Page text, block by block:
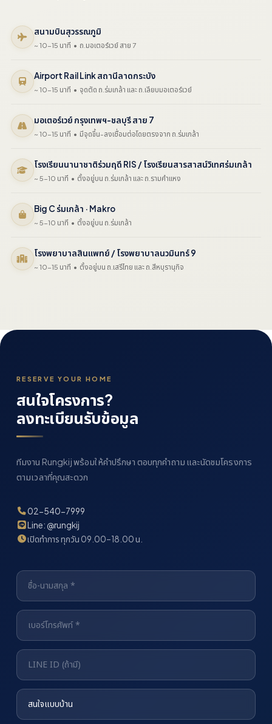
สนามบินสุวรรณภูมิ
~ 10-15 นาที • ถ.มอเตอร์เวย์ สาย 7
Airport Rail Link สถานีลาดกระบัง
~ 10-15 นาที • จุดตัด ถ.ร่มเกล้า และ ถ.เลียบมอเตอร์เวย์
มอเตอร์เวย์ กรุงเทพฯ-ชลบุรี สาย 7
~ 10-15 นาที • มีจุดขึ้น-ลงเชื่อมต่อโดยตรงจาก ถ.ร่มเกล้า
โรงเรียนนานาชาติร่วมฤดี RIS / โรงเรียนสารสาสน์วิเทศร่มเกล้า
~ 5-10 นาที • ตั้งอยู่บน ถ.ร่มเกล้า และ ถ.รามคำแหง
Big C ร่มเกล้า · Makro
~ 5-10 นาที • ตั้งอยู่บน ถ.ร่มเกล้า
โรงพยาบาลสินแพทย์ / โรงพยาบาลนวมินทร์ 9
~ 10-15 นาที • ตั้งอยู่บน ถ.เสรีไทย และ ถ.สีหบุรานุกิจ
RESERVE YOUR HOME
สนใจโครงการ?
ลงทะเบียนรับข้อมูล
ทีมงาน Rungkij พร้อมให้คำปรึกษา ตอบทุกคำถาม และนัดชมโครงการ
ตามเวลาที่คุณสะดวก
02-540-7999
Line: @rungkij
เปิดทำการ ทุกวัน 09.00–18.00 น.